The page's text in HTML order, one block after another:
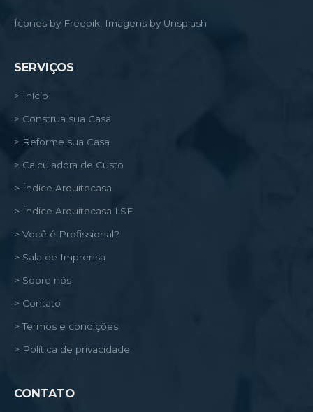
Ícones by Freepik, Imagens by Unsplash
SERVIÇOS
> Início
> Construa sua Casa
> Reforme sua Casa
> Calculadora de Custo
> Índice Arquitecasa
> Índice Arquitecasa LSF
> Você é Profissional?
> Sala de Imprensa
> Sobre nós
> Contato
> Termos e condições
> Política de privacidade
CONTATO